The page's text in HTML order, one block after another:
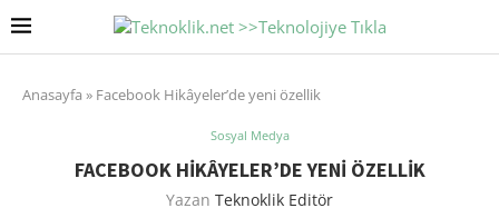
Anasayfa » Facebook Hikâyeler’de yeni özellik
Sosyal Medya
FACEBOOK HIKÂYELER’DE YENI ÖZELLIK
Yazan Teknoklik Editör